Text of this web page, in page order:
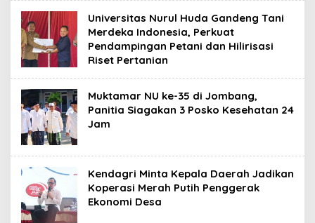
Universitas Nurul Huda Gandeng Tani
Merdeka Indonesia, Perkuat
Pendampingan Petani dan Hilirisasi
Riset Pertanian
Muktamar NU ke-35 di Jombang,
Panitia Siagakan 3 Posko Kesehatan 24
Jam
Kendagri Minta Kepala Daerah Jadikan
Koperasi Merah Putih Penggerak
Ekonomi Desa